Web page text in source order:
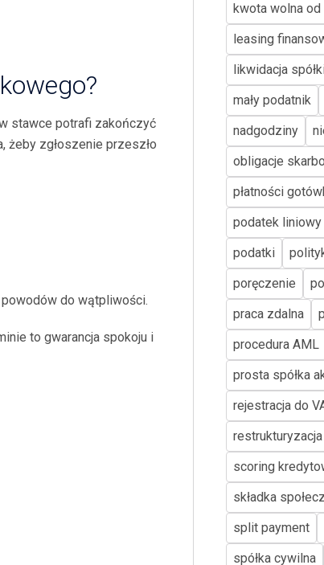
stawce potrafi zakończyć
żeby zgłoszenie przeszło
do wątpliwości.
to gwarancja spokoju i
kwota wolna od
leasing
likwidacja
mały podatnik
nadgodziny
obligacje
płatności
podatek liniowy
podatki
poręczenie
praca zdalna
procedura AML
prosta spółka
rejestracja do
scoring
składka
split payment
spółka cywilna